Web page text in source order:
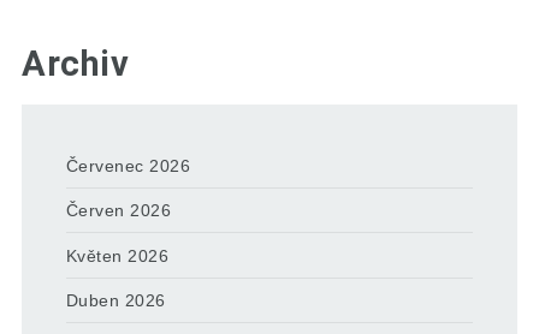
Archiv
Červenec 2026
Červen 2026
Květen 2026
Duben 2026